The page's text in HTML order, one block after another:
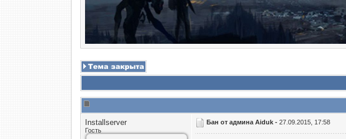
Installserver
Гость
Бан от админа Aiduk - 27.09.2015, 17:58